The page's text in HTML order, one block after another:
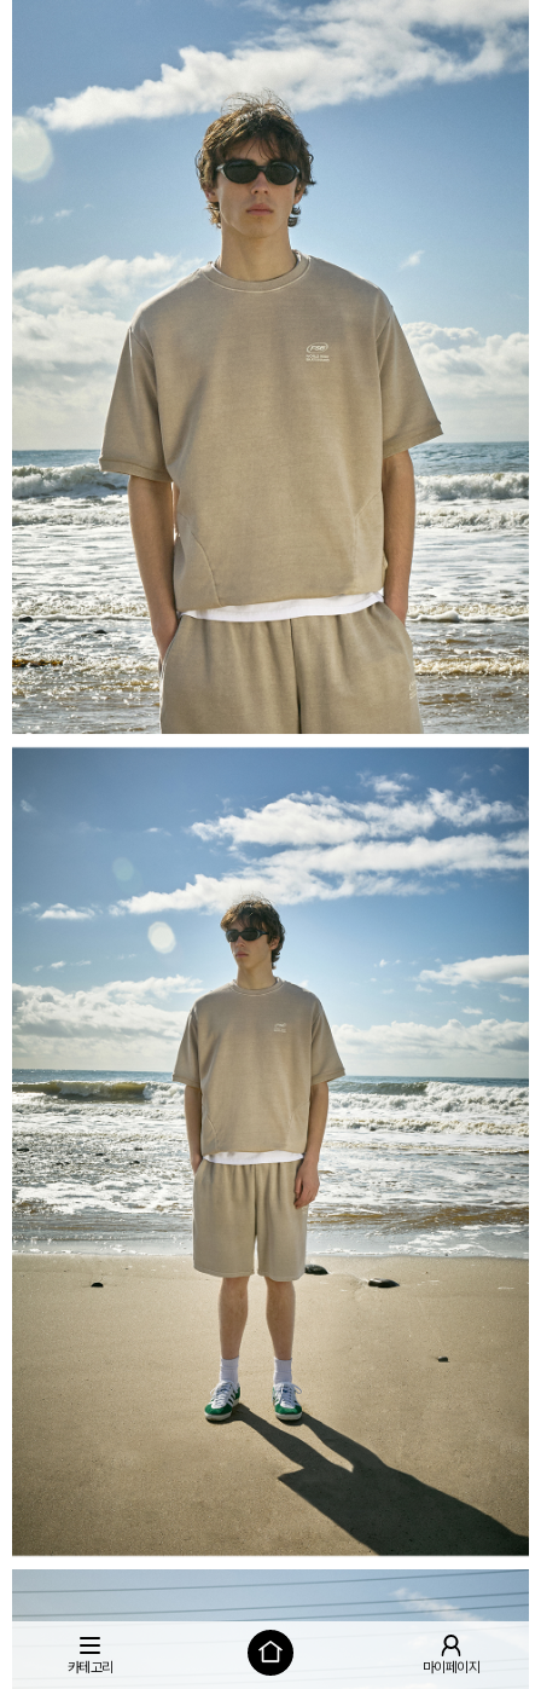
카테고리 마이페이지